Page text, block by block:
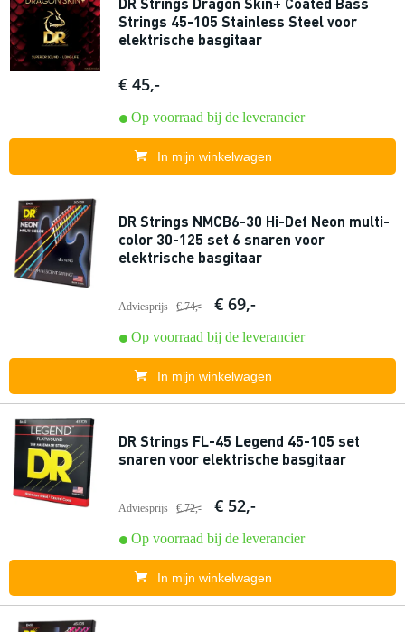
Strings 45-105 Stainless Steel voor
elektrische basgitaar
€ 45,-
Op voorraad bij de leverancier
In mijn winkelwagen
DR Strings NMCB6-30 Hi-Def Neon multi-
color 30-125 set 6 snaren voor
elektrische basgitaar
Adviesprijs € 74,- € 69,-
Op voorraad bij de leverancier
In mijn winkelwagen
DR Strings FL-45 Legend 45-105 set
snaren voor elektrische basgitaar
Adviesprijs € 72,- € 52,-
Op voorraad bij de leverancier
In mijn winkelwagen